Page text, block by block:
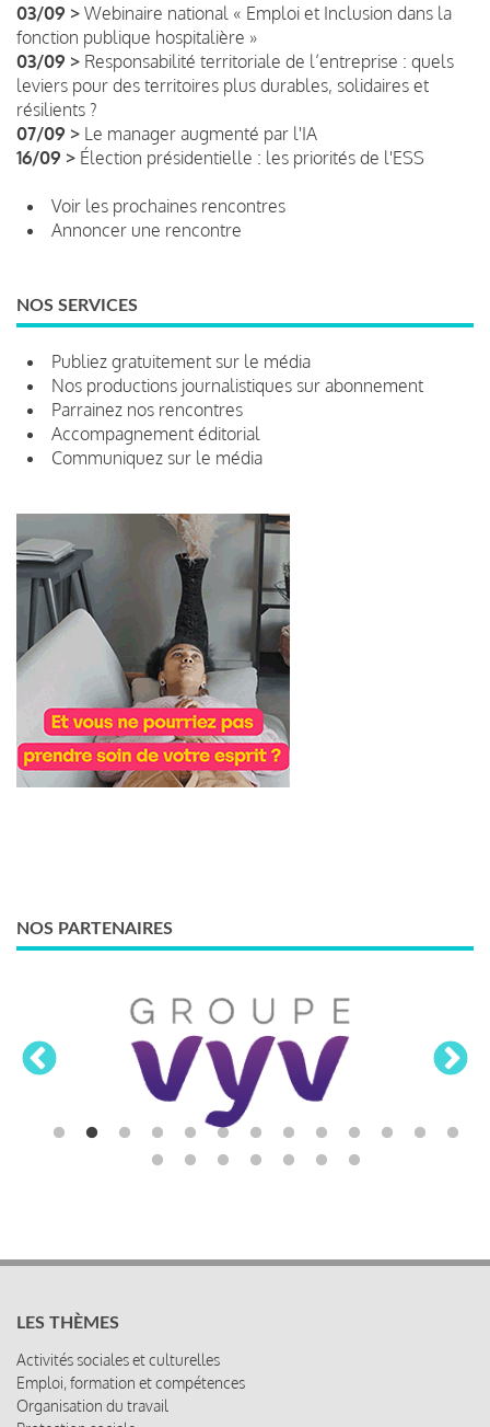
03/09 > Webinaire national « Emploi et Inclusion dans la
fonction publique hospitalière »
03/09 > Responsabilité territoriale de l’entreprise : quels
leviers pour des territoires plus durables, solidaires et
résilients ?
07/09 > Le manager augmenté par l'IA
16/09 > Élection présidentielle : les priorités de l'ESS
Voir les prochaines rencontres
Annoncer une rencontre
NOS SERVICES
Publiez gratuitement sur le média
Nos productions journalistiques sur abonnement
Parrainez nos rencontres
Accompagnement éditorial
Communiquez sur le média
NOS PARTENAIRES
LES THÈMES
Activités sociales et culturelles
Emploi, formation et compétences
Organisation du travail